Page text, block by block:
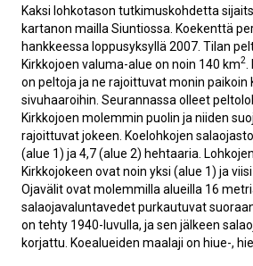
Kaksi lohkotason tutkimuskohdetta
kartanon mailla Siuntiossa. Koekenttä
hankkeessa loppusyksyllä 2007. Tilan
Kirkkojoen valuma-alue on noin 140 km2
on peltoja ja ne rajoittuvat monin paikoin
sivuhaaroihin. Seurannassa olleet
Kirkkojoen molemmin puolin ja niiden
rajoittuvat jokeen. Koelohkojen
(alue 1) ja 4,7 (alue 2) hehtaaria.
Kirkkojokeen ovat noin yksi (alue 1) ja
Ojavälit ovat molemmilla alueilla 16
salaojavaluntavedet purkautuvat
on tehty 1940-luvulla, ja sen jälkeen
korjattu. Koealueiden maalaji on hiue-,